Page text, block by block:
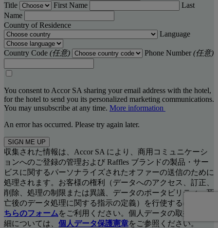
Title
First Name
Last
Name
Country of Residence
Language
Country Code (任意) Phone Number (任意)
You consent to Accor SA sharing your email address with the hotel,
for the hotel to send you its personalized marketing communications.
You may unsubscribe at any time. More information
An error has occurred. Please try again later.
SIGN ME UP
収集された情報は、Accor SA により、商用コミュニケーシ
ョンへのご登録の管理および Raffles ブランドの製品・サー
ビスに関するパーソナライズされたオファーの送信のために
処理されます。お客様の権利（データへのアクセス、訂正、
削除、処理の制限または異議、データのポータビリティ、死
亡後のデータ処理に関する指示の定義）を行使するには、
ちらのフォームをご利用ください。個人データの取扱いの詳
細については、 個人データ保護憲章をご参照ください。